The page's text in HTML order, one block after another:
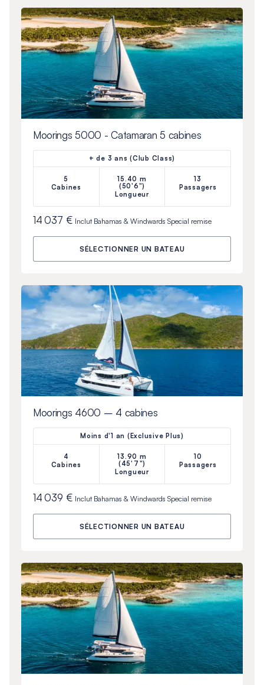
Moorings 5000 - Catamaran 5 cabines
+ de 3 ans (Club Class)
5
Cabines
15.40 m
(50'6")
Longueur
13
Passagers
14 037 € Inclut Bahamas & Windwards Special remise
SÉLECTIONNER UN BATEAU
Moorings 4600 – 4 cabines
Moins d'1 an (Exclusive Plus)
4
Cabines
13.90 m
(45'7")
Longueur
10
Passagers
14 039 € Inclut Bahamas & Windwards Special remise
SÉLECTIONNER UN BATEAU